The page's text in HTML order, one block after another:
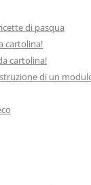
di pasqua
cartolina!
cartolina!
di un